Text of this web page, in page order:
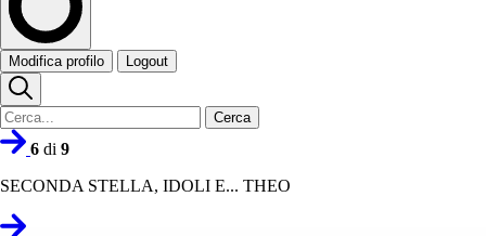
Modifica profilo Logout
Cerca
6 di 9
SECONDA STELLA, IDOLI E... THEO